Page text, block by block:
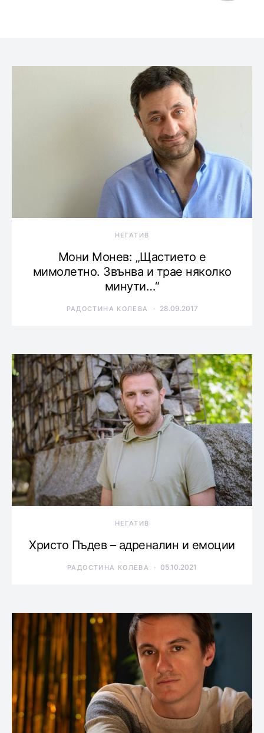
НЕГАТИВ
Мони Монев: „Щастието е
мимолетно. Звънва и трае няколко
минути…“
РАДОСТИНА КОЛЕВА 28.09.2017
НЕГАТИВ
Христо Пъдев – адреналин и емоции
РАДОСТИНА КОЛЕВА 05.10.2021